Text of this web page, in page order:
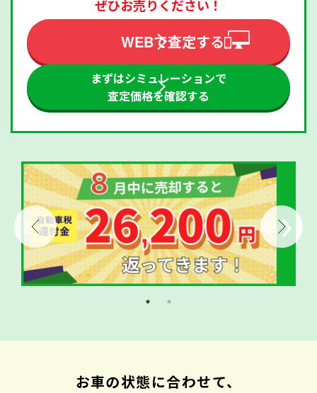
ぜひお売りください！
WEBで査定する
まずはシミュレーションで
査定価格を確認する
お車の状態に合わせて、